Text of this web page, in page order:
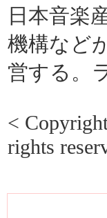
日本音楽
機構など
営する。
<
rights